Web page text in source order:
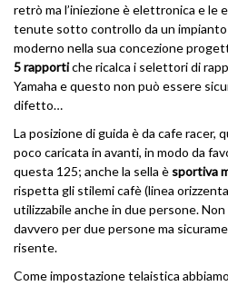
retrò ma l’iniezione è elettronica e le
tenute sotto controllo da un impianto
moderno nella sua concezione
5 rapportiche ricalca i selettori di
Yamaha e questo non può essere
difetto…
La posizione di guida è da cafe racer,
poco caricata in avanti, in modo da
questa 125; anche la sella è sportiva
rispetta gli stilemi cafè (linea
utilizzabile anche in due persone. Non
davvero per due persone ma
risente.
Come impostazione telaistica